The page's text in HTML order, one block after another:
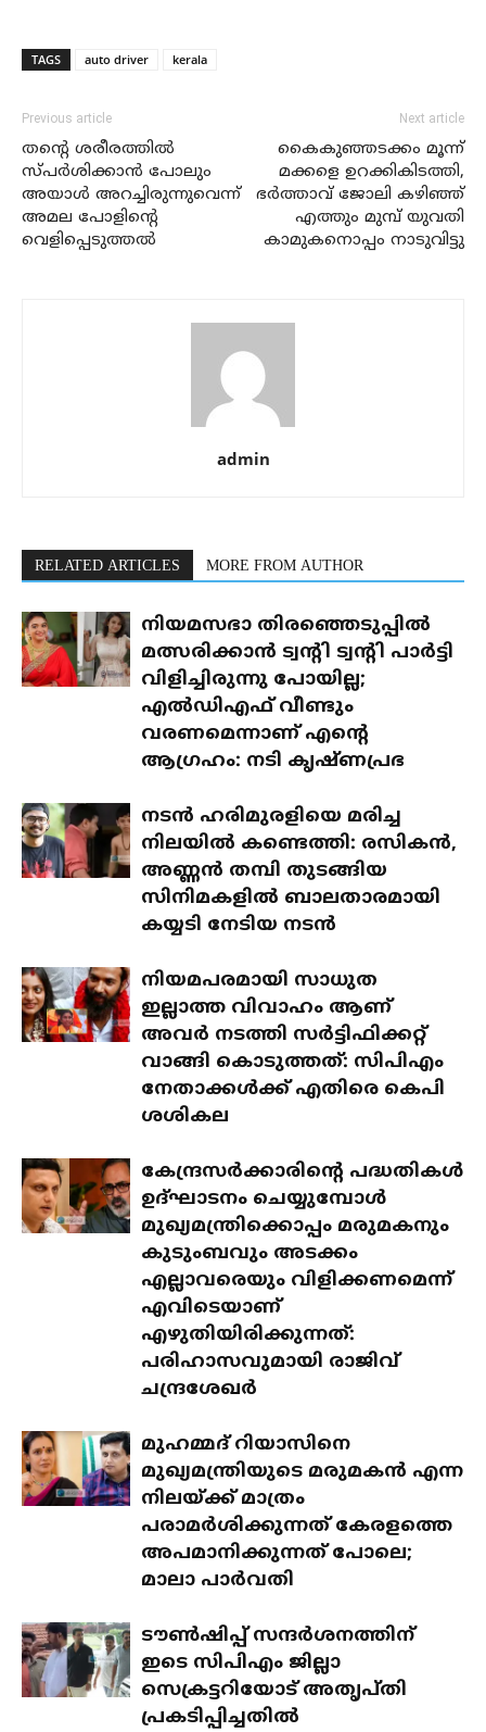
TAGS auto driver kerala
Previous article
തന്റെ ശരീരത്തില്‍
സ്പര്‍ശിക്കാന്‍ പോലും
അയാള്‍ അറച്ചിരുന്നുവെന്ന്
അമല പോളിന്റെ
വെളിപ്പെടുത്തല്‍
Next article
കൈകുഞ്ഞടക്കം മൂന്ന്
മക്കളെ ഉറക്കികിടത്തി,
ഭര്‍ത്താവ് ജോലി കഴിഞ്ഞ്
എത്തും മുമ്പ് യുവതി
കാമുകനൊപ്പം നാടുവിട്ടു
admin
RELATED ARTICLES MORE FROM AUTHOR
നിയമസഭാ തിരഞ്ഞെടുപ്പിൽ
മത്സരിക്കാൻ ട്വന്റി ട്വന്റി പാർട്ടി
വിളിച്ചിരുന്നു പോയില്ല;
എൽഡിഎഫ് വീണ്ടും
വരണമെന്നാണ് എന്റെ
ആഗ്രഹം: നടി കൃഷ്ണപ്രഭ
നടൻ ഹരിമുരളിയെ മരിച്ച
നിലയിൽ കണ്ടെത്തി: രസികൻ,
അണ്ണൻ തമ്പി തുടങ്ങിയ
സിനിമകളിൽ ബാലതാരമായി
കയ്യടി നേടിയ നടൻ
നിയമപരമായി സാധുത
ഇല്ലാത്ത വിവാഹം ആണ്
അവർ നടത്തി സർട്ടിഫിക്കറ്റ്
വാങ്ങി കൊടുത്തത്: സിപിഎം
നേതാക്കൾക്ക് എതിരെ കെപി
ശശികല
കേന്ദ്രസർക്കാരിന്റെ പദ്ധതികൾ
ഉദ്ഘാടനം ചെയ്യുമ്പോൾ
മുഖ്യമന്ത്രിക്കൊപ്പം മരുമകനും
കുടുംബവും അടക്കം
എല്ലാവരെയും വിളിക്കണമെന്ന്
എവിടെയാണ്
എഴുതിയിരിക്കുന്നത്:
പരിഹാസവുമായി രാജിവ്
ചന്ദ്രശേഖർ
മുഹമ്മദ് റിയാസിനെ
മുഖ്യമന്ത്രിയുടെ മരുമകൻ എന്ന
നിലയ്ക്ക് മാത്രം
പരാമർശിക്കുന്നത് കേരളത്തെ
അപമാനിക്കുന്നത് പോലെ;
മാലാ പാർവതി
ടൗൺഷിപ്പ് സന്ദർശനത്തിന്
ഇടെ സിപിഎം ജില്ലാ
സെക്രട്ടറിയോട് അതൃപ്തി
പ്രകടിപ്പിച്ചതിൽ